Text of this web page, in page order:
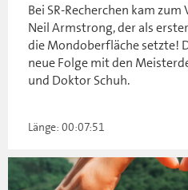
Bei SR-Recherchen kam
Neil Armstrong, der als
die Mondoberfläche setzte!
neue Folge mit den
und Doktor Schuh.
Länge: 00:07:51